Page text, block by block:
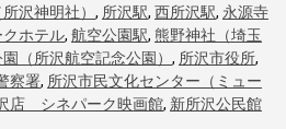
沢神明社） , 所沢駅, 西所沢駅, 永源寺
ホテル, 航空公園駅, 熊野神社（埼玉
（所沢航空記念公園） , 所沢市役所,
察署, 所沢市民文化センター（ミュー
店 シネパーク映画館, 新所沢公民館